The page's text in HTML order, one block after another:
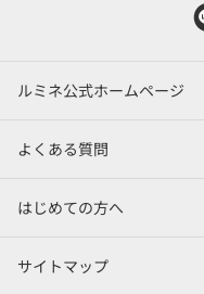
ルミネ公式ホームページ
よくある質問
はじめての方へ
サイトマップ